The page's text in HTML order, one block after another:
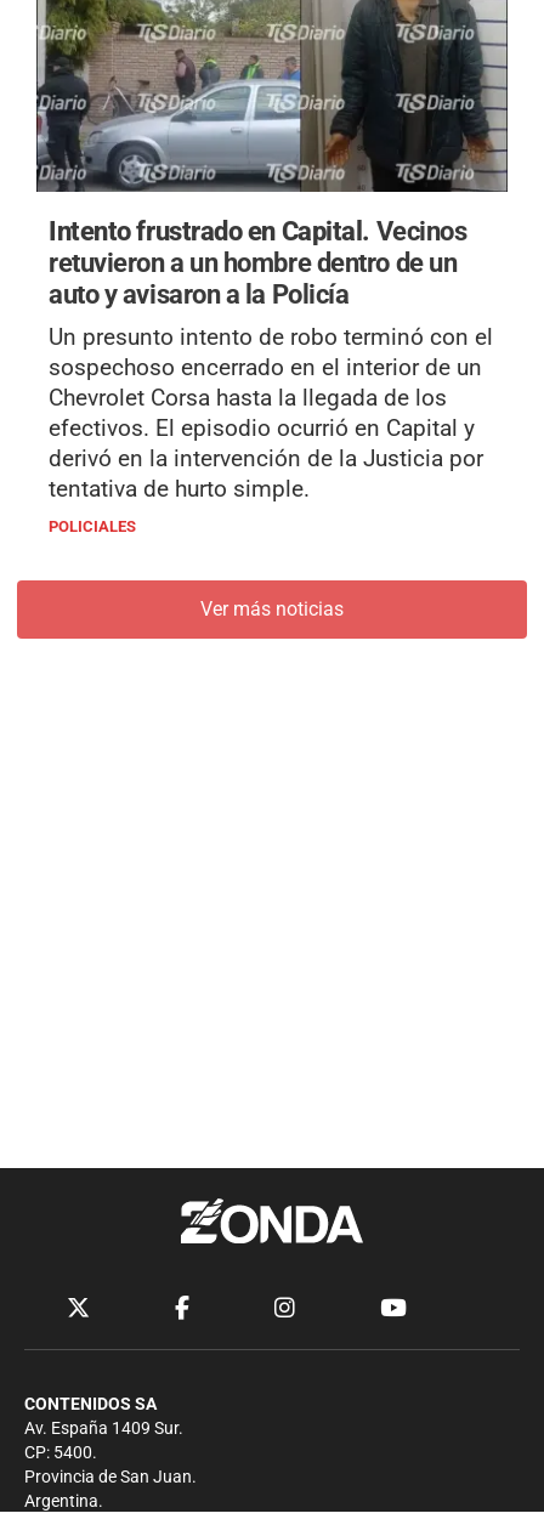
Intento frustrado en Capital. Vecinos
retuvieron a un hombre dentro de un
auto y avisaron a la Policía
Un presunto intento de robo terminó con el
sospechoso encerrado en el interior de un
Chevrolet Corsa hasta la llegada de los
efectivos. El episodio ocurrió en Capital y
derivó en la intervención de la Justicia por
tentativa de hurto simple.
POLICIALES
Ver más noticias
CONTENIDOS SA
Av. España 1409 Sur.
CP: 5400.
Provincia de San Juan.
Argentina.